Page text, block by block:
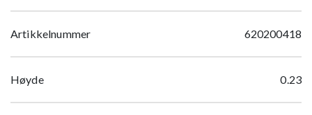
Artikkelnummer 620200418
Høyde 0.23